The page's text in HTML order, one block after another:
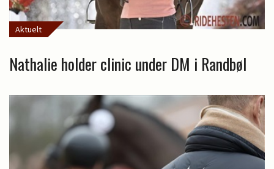
Aktuelt
Nathalie holder clinic under DM i Randbøl